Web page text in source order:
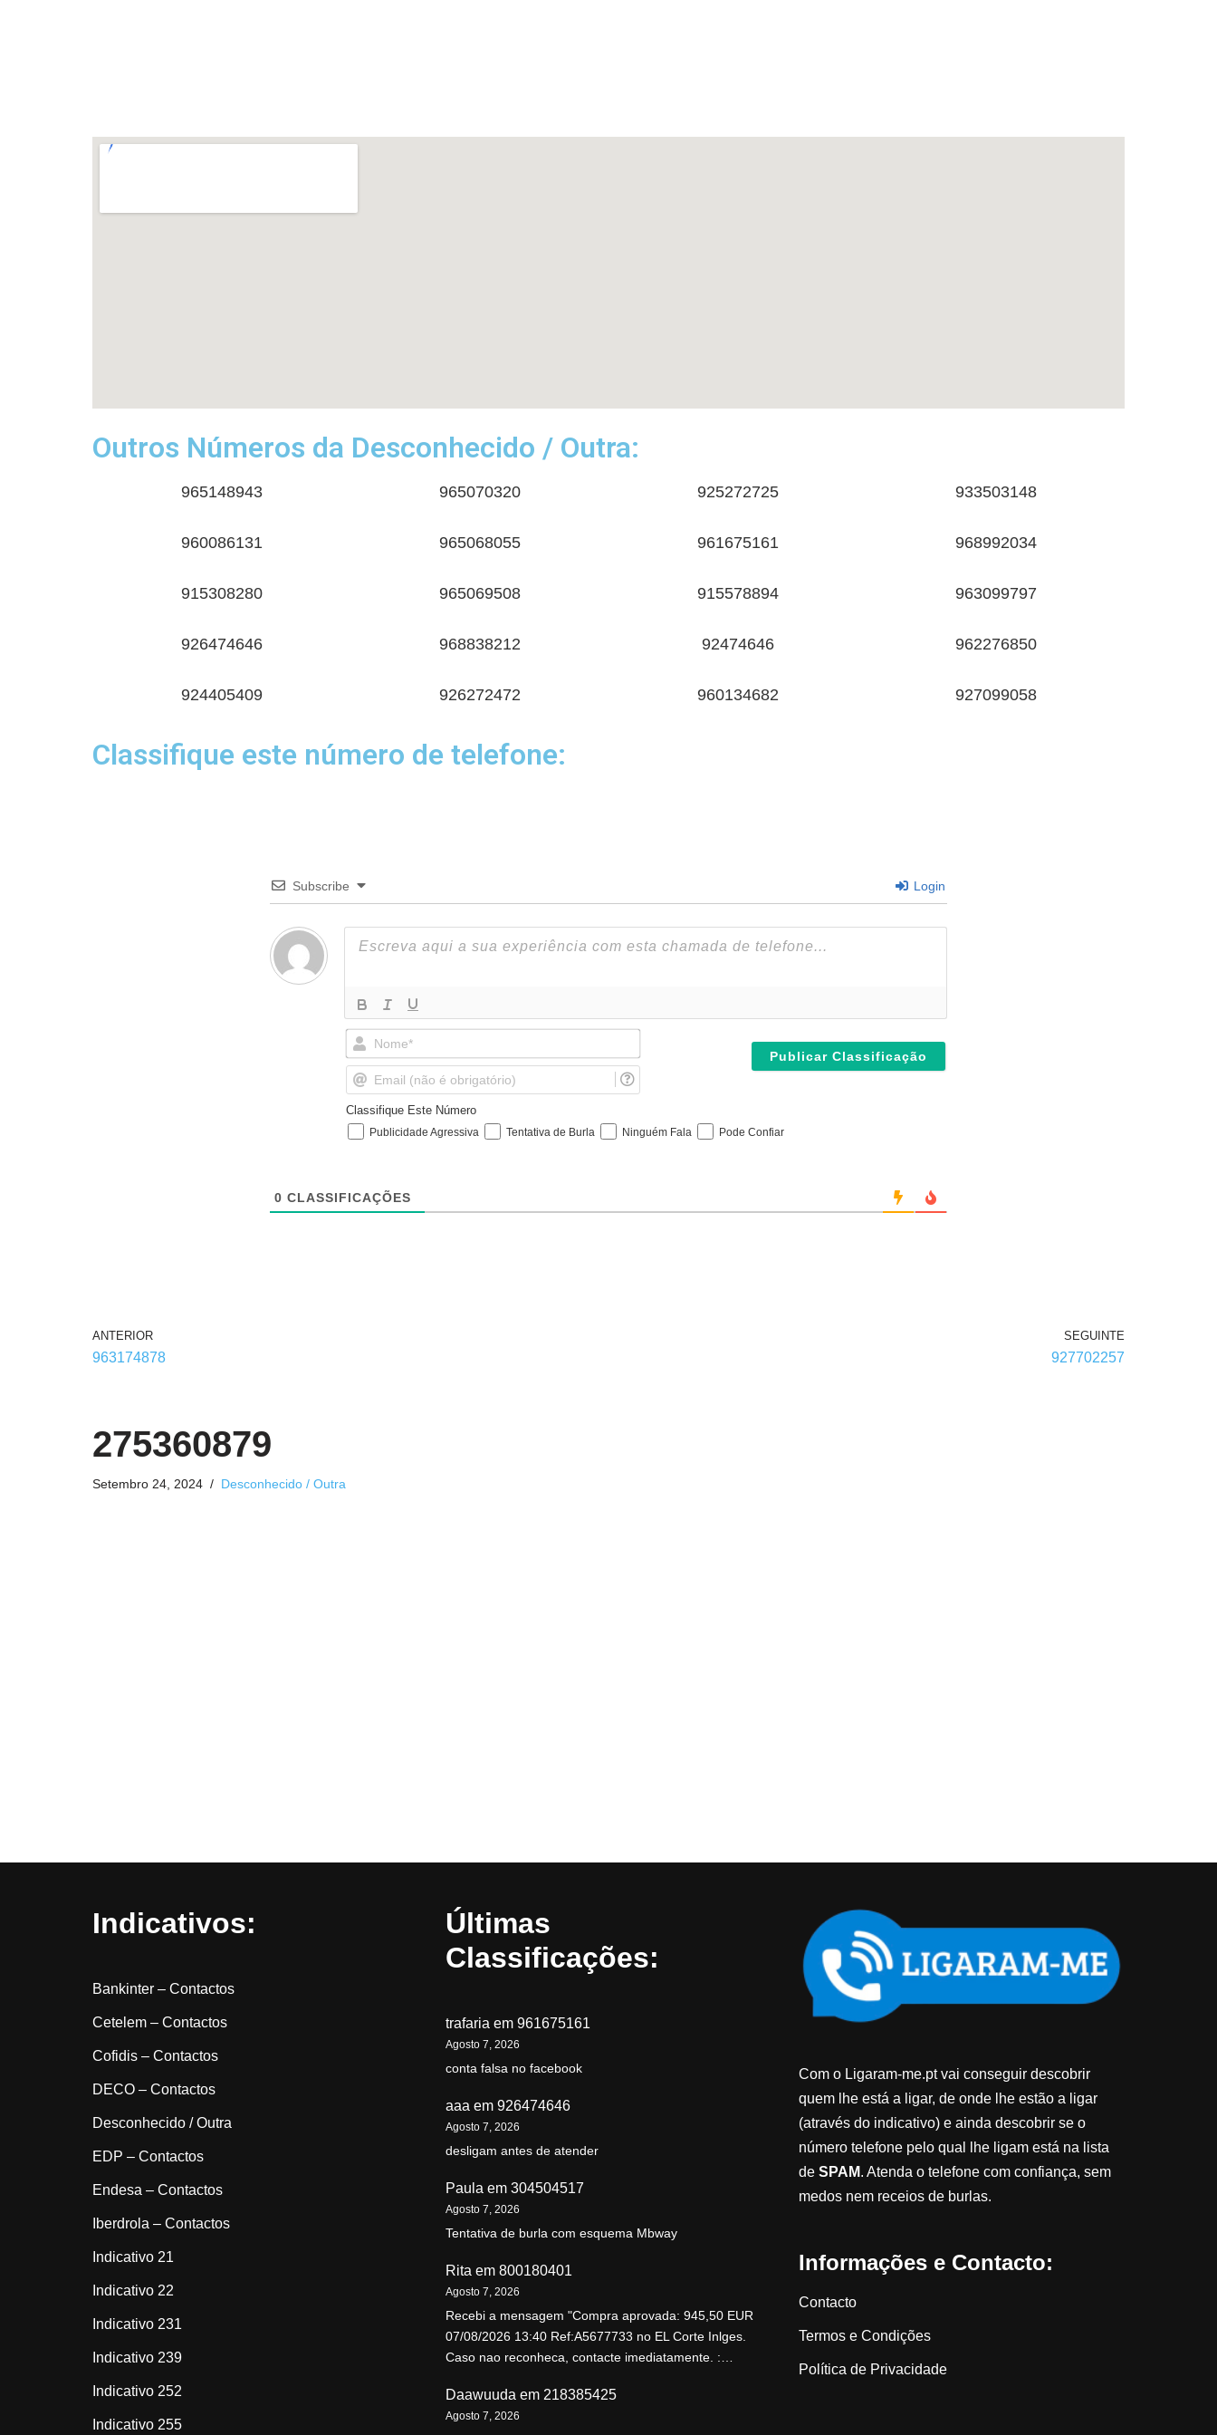
Outros Números da Desconhecido / Outra:
965148943 965070320 925272725 933503148
960086131 965068055 961675161 968992034
915308280 965069508 915578894 963099797
926474646 968838212 92474646 962276850
924405409 926272472 960134682 927099058
Classifique este número de telefone:
Subscribe Login
N
m
l
Classifique Este Número
Publicidade Agressiva Tentativa de Burla Ninguém Fala Pode Confiar
0 CLASSIFICAÇÕES
ANTERIOR
963174878
SEGUINTE
927702257
275360879
Setembro 24, 2024 Desconhecido / Outra
Indicativos:
Bankinter – Contactos
Cetelem – Contactos
Cofidis – Contactos
DECO – Contactos
Desconhecido / Outra
EDP – Contactos
Endesa – Contactos
Iberdrola – Contactos
Indicativo 21
Indicativo 22
Indicativo 231
Indicativo 239
Indicativo 252
Indicativo 255
Últimas
Classificações:
trafaria em 961675161
Agosto 7, 2026
conta falsa no facebook
aaa em 926474646
Agosto 7, 2026
desligam antes de atender
Paula em 304504517
Agosto 7, 2026
Tentativa de burla com esquema Mbway
Rita em 800180401
Agosto 7, 2026
Recebi a mensagem "Compra aprovada: 945,50 EUR
07/08/2026 13:40 Ref:A5677733 no EL Corte Inlges.
Caso nao reconheca, contacte imediatamente. :…
Daawuuda em 218385425
Agosto 7, 2026
Com o Ligaram-me.pt vai conseguir descobrir
quem lhe está a ligar, de onde lhe estão a ligar
(através do indicativo) e ainda descobrir se o
número telefone pelo qual lhe ligam está na lista
de SPAM. Atenda o telefone com confiança, sem
medos nem receios de burlas.
Informações e Contacto:
Contacto
Termos e Condições
Política de Privacidade